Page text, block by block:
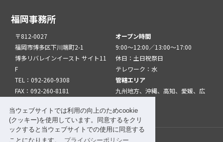
当ウェブサイトでは利用の向上のためcookie
(クッキー)を使用しています。同意するをクリ
ックすると当ウェブサイトでの使用に同意する
ことになります。
プライバシーポリシー
福岡事務所
〒812-0027
福岡市博多区下川端町2-1
博多リバレインイースト サイト11
F
TEL：092-260-9308
FAX：092-260-8181
オープン時間
9:00～12:00／13:00～17:00
休日：土日祝祭日
テレワーク：水
管轄エリア
九州地方、沖縄、高知、愛媛、広